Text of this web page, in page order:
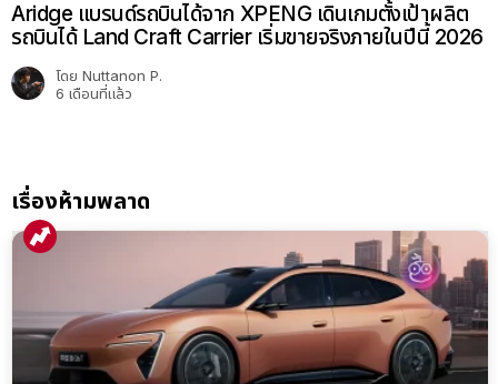
Aridge แบรนด์รถบินได้จาก XPENG เดินเกมตั้งเป้าผลิต
รถบินได้ Land Craft Carrier เริ่มขายจริงภายในปีนี้ 2026
โดย Nuttanon P.
6 เดือนที่แล้ว
เรื่องห้ามพลาด